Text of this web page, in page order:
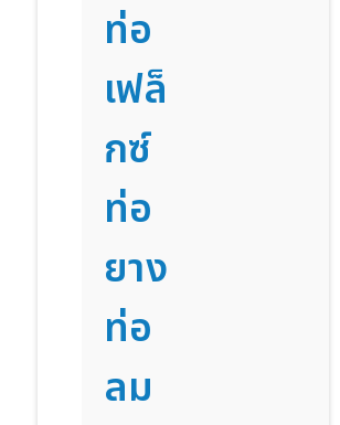
ท่อ
เฟล็
กซ์
ท่อ
ยาง
ท่อ
ลม